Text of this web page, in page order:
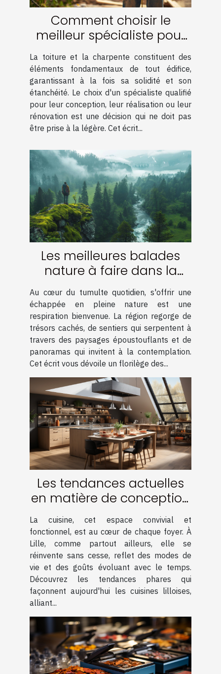
Comment choisir le
meilleur spécialiste pour
votre charpente et
couverture
La toiture et la charpente constituent des
éléments fondamentaux de tout édifice,
garantissant à la fois sa solidité et son
étanchéité. Le choix d'un spécialiste qualifié
pour leur conception, leur réalisation ou leur
rénovation est une décision qui ne doit pas
être prise à la légère. Cet écrit...
Les meilleures balades
nature à faire dans la
région
Au cœur du tumulte quotidien, s'offrir une
échappée en pleine nature est une
respiration bienvenue. La région regorge de
trésors cachés, de sentiers qui serpentent à
travers des paysages époustouflants et de
panoramas qui invitent à la contemplation.
Cet écrit vous dévoile un florilège des...
Les tendances actuelles
en matière de conception
de cuisine à Lille
La cuisine, cet espace convivial et
fonctionnel, est au cœur de chaque foyer. À
Lille, comme partout ailleurs, elle se
réinvente sans cesse, reflet des modes de
vie et des goûts évoluant avec le temps.
Découvrez les tendances phares qui
façonnent aujourd'hui les cuisines lilloises,
alliant...